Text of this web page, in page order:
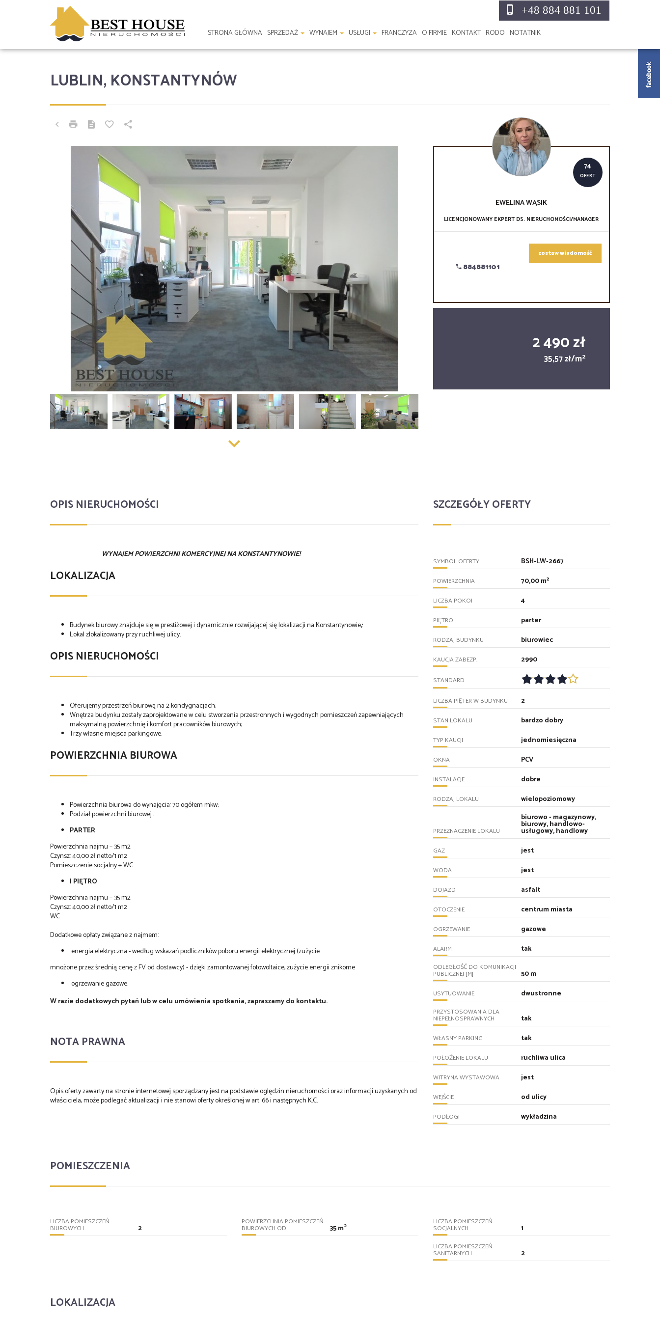
STRONA GŁÓWNA SPRZEDAŻ WYNAJEM USŁUGI FRANCZYZA O FIRMIE KONTAKT RODO NOTATNIK
+48 884 881 101
LUBLIN, KONSTANTYNÓW
74
OFERT
EWELINAWĄSIK
LICENCJONOWANY EKPERT DS. NIERUCHOMOŚCI/MANAGER
884881101
zostaw wiadomość
2 490 zł
35,57 zł/m2
OPIS NIERUCHOMOŚCI
WYNAJEM POWIERZCHNI KOMERCYJNEJ NA KONSTANTYNOWIE!
LOKALIZACJA
Budynek biurowy znajduje się w prestiżowej i dynamicznie rozwijającej się lokalizacji na Konstantynowie;
Lokal zlokalizowany przy ruchliwej ulicy.
OPIS NIERUCHOMOŚCI
Oferujemy przestrzeń biurową na 2 kondygnacjach;
Wnętrza budynku zostały zaprojektowane w celu stworzenia przestronnych i wygodnych pomieszczeń zapewniających
maksymalną powierzchnię i komfort pracowników biurowych;
Trzy własne miejsca parkingowe.
POWIERZCHNIA BIUROWA
Powierzchnia biurowa do wynajęcia: 70 ogółem mkw;
Podział powierzchni biurowej :
PARTER
Powierzchnia najmu – 35 m2
Czynsz: 40,00 zł netto/1 m2
Pomieszczenie socjalny + WC
I PIĘTRO
Powierzchnia najmu – 35 m2
Czynsz: 40,00 zł netto/1 m2
WC
Dodatkowe opłaty związane z najmem:
energia elektryczna - według wskazań podliczników poboru energii elektrycznej (zużycie
mnożone przez średnią cenę z FV od dostawcy) - dzięki zamontowanej fotowoltaice, zużycie energii znikome
ogrzewanie gazowe.
W razie dodatkowych pytań lub w celu umówienia spotkania, zapraszamy do kontaktu.
NOTA PRAWNA
Opis oferty zawarty na stronie internetowej sporządzany jest na podstawie oględzin nieruchomości oraz informacji uzyskanych od
właściciela, może podlegać aktualizacji i nie stanowi oferty określonej w art. 66 i następnych K.C.
SZCZEGÓŁY OFERTY
SYMBOL OFERTY BSH-LW-2667
POWIERZCHNIA 70,00 m²
LICZBA POKOI 4
PIĘTRO parter
RODZAJ BUDYNKU biurowiec
KAUCJA ZABEZP. 2990
STANDARD
LICZBA PIĘTER W BUDYNKU 2
STAN LOKALU bardzo dobry
TYP KAUCJI jednomiesięczna
OKNA PCV
INSTALACJE dobre
RODZAJ LOKALU wielopoziomowy
PRZEZNACZENIE LOKALU
biurowo - magazynowy,
biurowy, handlowo-
usługowy, handlowy
GAZ jest
WODA jest
DOJAZD asfalt
OTOCZENIE centrum miasta
OGRZEWANIE gazowe
ALARM tak
ODLEGŁOŚĆ DO KOMUNIKACJI
PUBLICZNEJ [M] 50 m
USYTUOWANIE dwustronne
PRZYSTOSOWANIA DLA
NIEPEŁNOSPRAWNYCH tak
WŁASNY PARKING tak
POŁOŻENIE LOKALU ruchliwa ulica
WITRYNA WYSTAWOWA jest
WEJŚCIE od ulicy
PODŁOGI wykładzina
POMIESZCZENIA
LICZBA POMIESZCZEŃ
BIUROWYCH 2
POWIERZCHNIA POMIESZCZEŃ
BIUROWYCH OD 35 m2 LICZBA POMIESZCZEŃ
SOCJALNYCH 1
LICZBA POMIESZCZEŃ
SANITARNYCH 2
LOKALIZACJA